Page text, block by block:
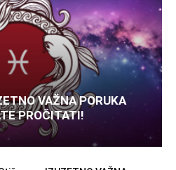
VAŽNA PORUKA
PROČITATI!